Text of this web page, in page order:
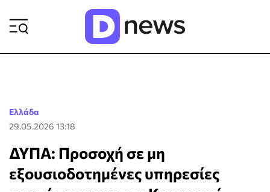
Ελλάδα
29.05.2026 13:18
ΔΥΠΑ: Προσοχή σε μη
εξουσιοδοτημένες υπηρεσίες